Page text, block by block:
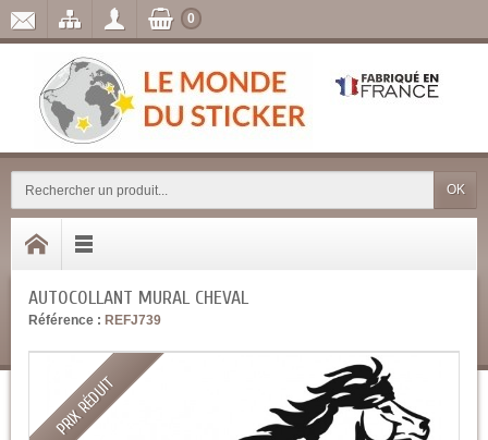
OK
0
AUTOCOLLANT MURAL CHEVAL
Référence : REFJ739
PRIX RÉDUIT